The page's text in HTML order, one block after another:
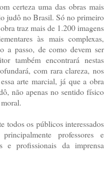
certeza uma das obras mais
judô no Brasil. Só no primeiro
traz mais de 1.200 imagens
às mais complexas,
a passo, de como devem ser
também encontrará nestas
com rara clareza, nos
arte marcial, já que a obra
não apenas no sentido físico
todos os públicos interessados
professores e
e profissionais da imprensa